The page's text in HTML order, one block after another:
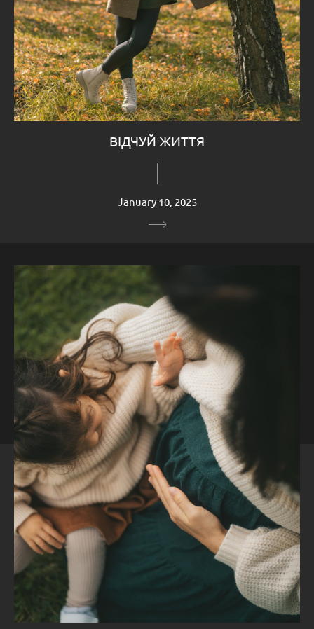
ВІДЧУЙ ЖИТТЯ
January 10, 2025